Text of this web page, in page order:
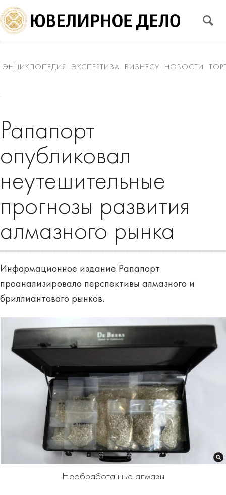
ЭНЦИКЛОПЕДИЯ ЭКСПЕРТИЗА БИЗНЕСУ НОВОСТИ
Рапапорт
опубликовал
неутешительные
прогнозы развития
алмазного рынка
Информационное издание Рапапорт
проанализировало перспективы алмазного и
бриллиантового рынков.
Необработанные алмазы